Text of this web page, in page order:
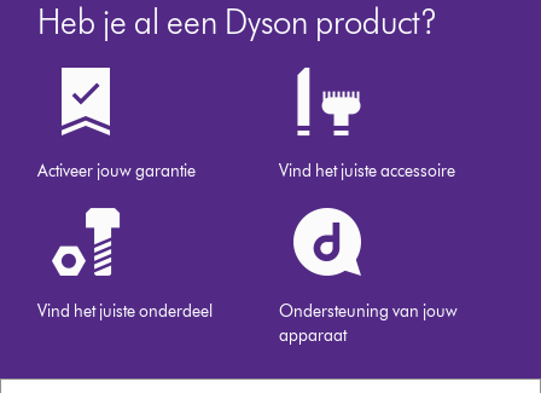
Heb je al een Dyson product?
Activeer jouw garantie Vind het juiste accessoire
Vind het juiste onderdeel
Ondersteuning van jouw
apparaat